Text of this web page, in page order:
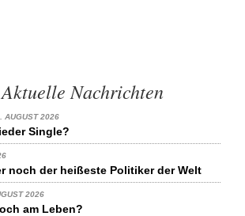
Nachrichten
AUGUST 2026
Single?
noch der heißeste Politiker der Welt
2026
am Leben?